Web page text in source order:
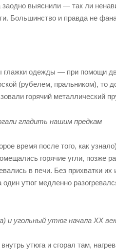
заодно выяснили — так ли
Большинство и правда не
глажки одежды — при помощи
(рубелем, пральником), то
горячий металлический
гладить нашим предкам
время после того, как
горячие угли, позже
в печи. Без прихватки их
утюг медленно
и угольный утюг начала XX
утюга и сгорал там,